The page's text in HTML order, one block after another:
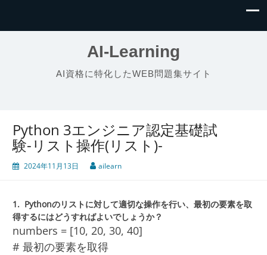
AI-Learning
AI資格に特化したWEB問題集サイト
Python 3エンジニア認定基礎試
験-リスト操作(リスト)-
2024年11月13日 ailearn
1. Pythonのリストに対して適切な操作を行い、最初の要素を取
得するにはどうすればよいでしょうか？
numbers = [10, 20, 30, 40]
# 最初の要素を取得